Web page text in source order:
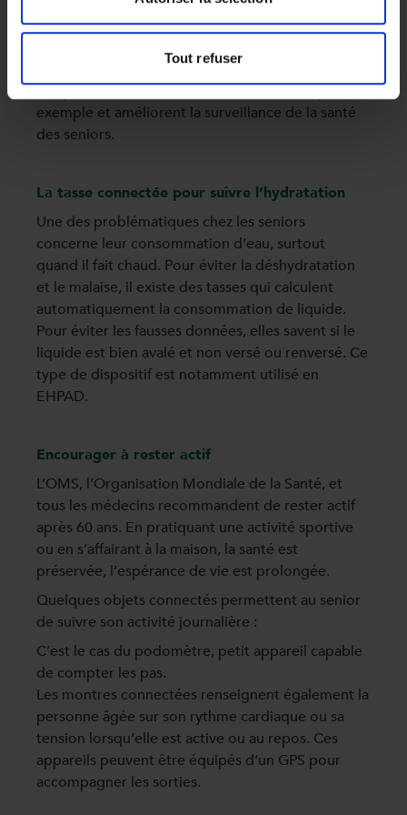
Tout refuser
permanence au poignet, les montres
santé de la personne âgée. Elles mesurent en
temps réel la tension, le rythme cardiaque par
exemple et améliorent la surveillance de la santé
des seniors.
La tasse connectée pour suivre l’hydratation
Une des problématiques chez les seniors
concerne leur consommation d’eau, surtout
quand il fait chaud. Pour éviter la déshydratation
et le malaise, il existe des tasses qui calculent
automatiquement la consommation de liquide.
Pour éviter les fausses données, elles savent si le
liquide est bien avalé et non versé ou renversé. Ce
type de dispositif est notamment utilisé en
EHPAD.
Encourager à rester actif
L’OMS, l’Organisation Mondiale de la Santé, et
tous les médecins recommandent de rester actif
après 60 ans. En pratiquant une activité sportive
ou en s’affairant à la maison, la santé est
préservée, l’espérance de vie est prolongée.
Quelques objets connectés permettent au senior
de suivre son activité journalière :
C’est le cas du podomètre, petit appareil capable
de compter les pas.
Les montres connectées renseignent également la
personne âgée sur son rythme cardiaque ou sa
tension lorsqu’elle est active ou au repos. Ces
appareils peuvent être équipés d’un GPS pour
accompagner les sorties.